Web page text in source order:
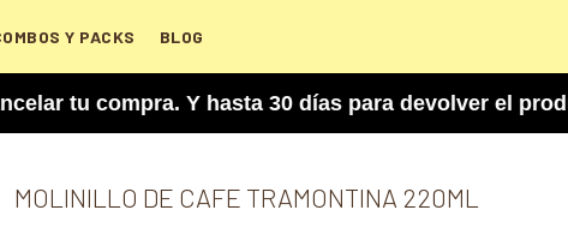
Y PACKS BLOG
compra. Y hasta 30 días para devolver el
MOLINILLO DE CAFE TRAMONTINA 220ML